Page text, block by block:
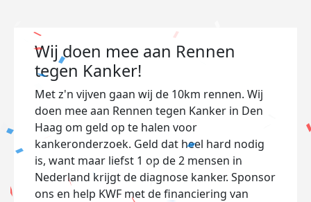
Wij doen mee aan Rennen
tegen Kanker!
Met z'n vijven gaan wij de 10km rennen. Wij
doen mee aan Rennen tegen Kanker in Den
Haag om geld op te halen voor
kankeronderzoek. Geld dat heel hard nodig
is, want maar liefst 1 op de 2 mensen in
Nederland krijgt de diagnose kanker. Sponsor
ons en help KWF met de financiering van